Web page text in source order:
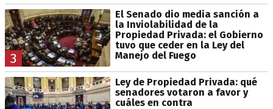
3
El Senado dio media sanción a
la Inviolabilidad de la
Propiedad Privada: el Gobierno
tuvo que ceder en la Ley del
Manejo del Fuego
Ley de Propiedad Privada: qué
senadores votaron a favor y
cuáles en contra